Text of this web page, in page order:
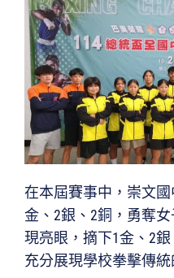
在本屆賽事中，崇文
金、2銀、2銅，勇奪
現亮眼，摘下1金、2
充分展現學校拳擊傳